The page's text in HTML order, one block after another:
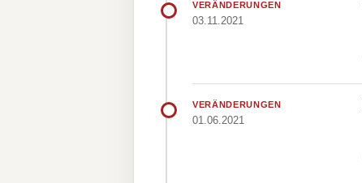
VERÄNDERUNGEN
03.11.2021
VERÄNDERUNGEN
01.06.2021